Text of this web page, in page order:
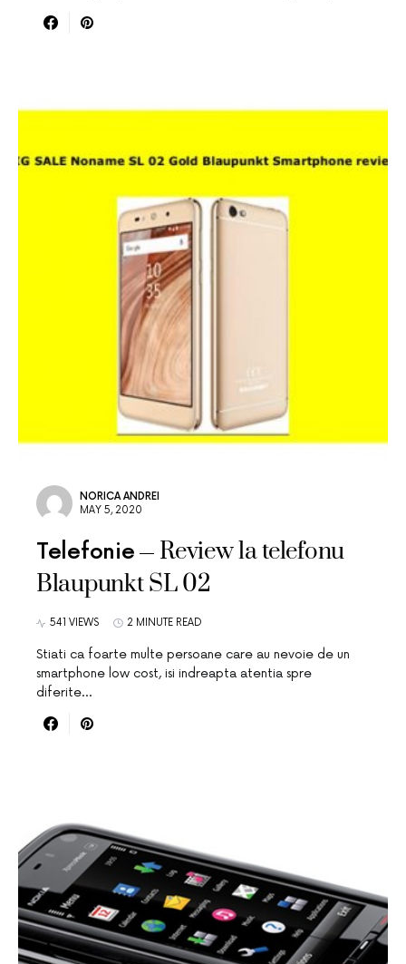
NORICA ANDREI
MAY 5, 2020
Telefonie
Review la telefonu
Blaupunkt SL 02
541 VIEWS 2 MINUTE READ
Stiati ca foarte multe persoane care au nevoie de un
smartphone low cost, isi indreapta atentia spre
diferite…